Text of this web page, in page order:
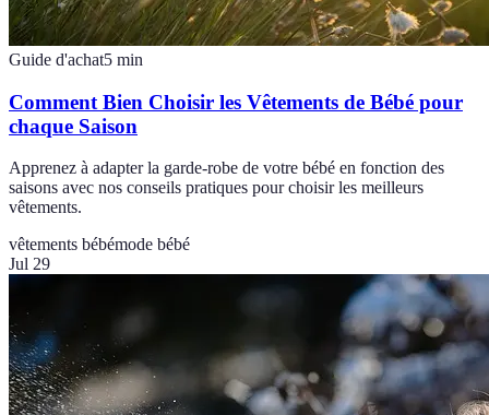
Guide d'achat5 min
Comment Bien Choisir les Vêtements de Bébé pour
chaque Saison
Apprenez à adapter la garde-robe de votre bébé en fonction des
saisons avec nos conseils pratiques pour choisir les meilleurs
vêtements.
vêtements bébémode bébé
Jul 29